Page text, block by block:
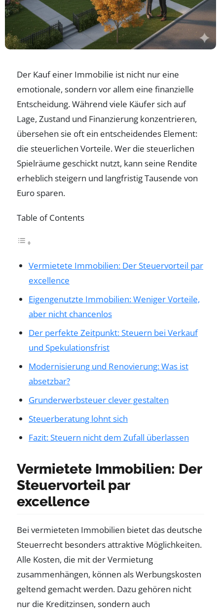
Der Kauf einer Immobilie ist nicht nur eine
emotionale, sondern vor allem eine finanzielle
Entscheidung. Während viele Käufer sich auf
Lage, Zustand und Finanzierung konzentrieren,
übersehen sie oft ein entscheidendes Element:
die steuerlichen Vorteile. Wer die steuerlichen
Spielräume geschickt nutzt, kann seine Rendite
erheblich steigern und langfristig Tausende von
Euro sparen.
Table of Contents
Vermietete Immobilien: Der Steuervorteil par
excellence
Eigengenutzte Immobilien: Weniger Vorteile,
aber nicht chancenlos
Der perfekte Zeitpunkt: Steuern bei Verkauf
und Spekulationsfrist
Modernisierung und Renovierung: Was ist
absetzbar?
Grunderwerbsteuer clever gestalten
Steuerberatung lohnt sich
Fazit: Steuern nicht dem Zufall überlassen
Vermietete Immobilien: Der
Steuervorteil par
excellence
Bei vermieteten Immobilien bietet das deutsche
Steuerrecht besonders attraktive Möglichkeiten.
Alle Kosten, die mit der Vermietung
zusammenhängen, können als Werbungskosten
geltend gemacht werden. Dazu gehören nicht
nur die Kreditzinsen, sondern auch